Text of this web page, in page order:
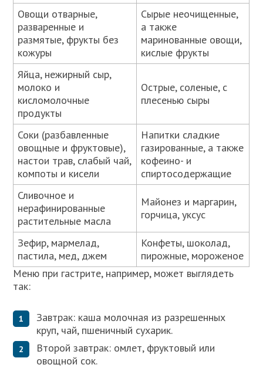
Овощи отварные,
разваренные и
размятые, фрукты без
кожуры
Сырые неочищенные,
а также
маринованные овощи,
кислые фрукты
Яйца, нежирный сыр,
молоко и
кисломолочные
продукты
Острые, соленые, с
плесенью сыры
Соки (разбавленные
овощные и фруктовые),
настои трав, слабый чай,
компоты и кисели
Напитки сладкие
газированные, а также
кофеино- и
спиртосодержащие
Сливочное и
нерафинированные
растительные масла
Майонез и маргарин,
горчица, уксус
Зефир, мармелад,
пастила, мед, джем
Конфеты, шоколад,
пирожные, мороженое
Меню при гастрите, например, может выглядеть
так:
Завтрак: каша молочная из разрешенных
круп, чай, пшеничный сухарик.
Второй завтрак: омлет, фруктовый или
овощной сок.